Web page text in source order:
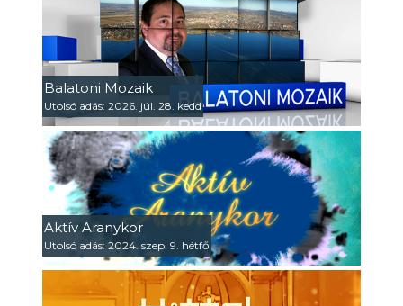
Balatoni Mozaik
Utolsó adás: 2026. júl. 28. kedd
Aktív Aranykor
Utolsó adás: 2024. szep. 9. hétfő